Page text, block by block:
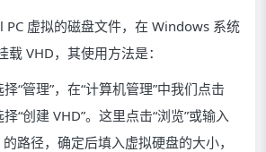
PC 虚拟的磁盘文件，在 Windows 系统
VHD，其使用方法是：
“管理”，在“计算机管理”中我们点击
“创建 VHD”。这里点击“浏览”或输入
路径，确定后填入虚拟硬盘的大小，